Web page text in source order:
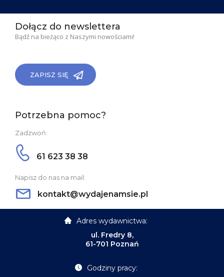
Dołącz do newslettera
Bądź na bieżąco z Naszymi nowościami!
ZAPISZ SIĘ
Potrzebna pomoc?
Zadzwoń:
61 623 38 38
Napisz do nas na mail:
kontakt@wydajenamsie.pl
Adres wydawnictwa:
ul. Fredry 8,
61-701 Poznań
Godziny pracy: